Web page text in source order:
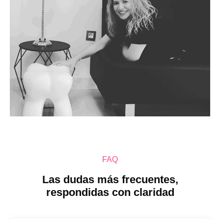
FAQ
Las dudas más frecuentes,
respondidas con claridad